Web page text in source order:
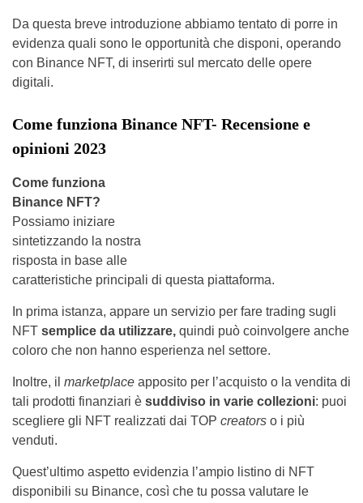
Da questa breve introduzione abbiamo tentato di porre in
evidenza quali sono le opportunità che disponi, operando
con Binance NFT, di inserirti sul mercato delle opere
digitali.
Come funziona Binance NFT- Recensione e
opinioni 2023
Come funziona
Binance NFT?
Possiamo iniziare
sintetizzando la nostra
risposta in base alle
caratteristiche principali di questa piattaforma.
In prima istanza, appare un servizio per fare trading sugli
NFT semplice da utilizzare, quindi può coinvolgere anche
coloro che non hanno esperienza nel settore.
Inoltre, il marketplace apposito per l’acquisto o la vendita di
tali prodotti finanziari è suddiviso in varie collezioni: puoi
scegliere gli NFT realizzati dai TOP creators o i più
venduti.
Quest’ultimo aspetto evidenzia l’ampio listino di NFT
disponibili su Binance, così che tu possa valutare le